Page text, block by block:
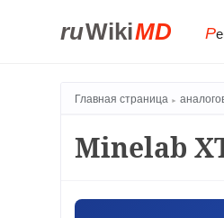
ruWikiMD Р
Главная страница
Minelab